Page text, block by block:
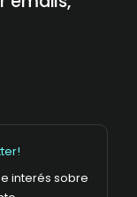
interés sobre